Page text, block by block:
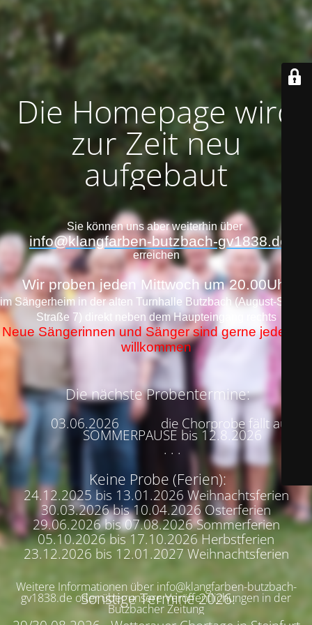
Die Homepage wird
zur Zeit neu
aufgebaut
Sie können uns aber weiterhin über
info@klangfarben-butzbach-gv1838.de
erreichen
Wir proben jeden Mittwoch um 20.00Uhr
im Sängerheim in der alten Turnhalle Butzbach (August-Storch-
Straße 7) direkt neben dem Haupteingang rechts
Neue Sängerinnen und Sänger sind gerne jederzeit
willkommen
Die nächste Probentermine:
03.06.2026 die Chorprobe fällt aus
SOMMERPAUSE bis 12.8.2026
. . .
Keine Probe (Ferien):
24.12.2025 bis 13.01.2026 Weihnachtsferien
30.03.2026 bis 10.04.2026 Osterferien
29.06.2026 bis 07.08.2026 Sommerferien
05.10.2026 bis 17.10.2026 Herbstferien
23.12.2026 bis 12.01.2027 Weihnachtsferien
Sonstige Termine 2026:
Weitere Informationen über info@klangfarben-butzbach-
gv1838.de oder über unsere Veröffentlichungen in der
Butzbacher Zeitung